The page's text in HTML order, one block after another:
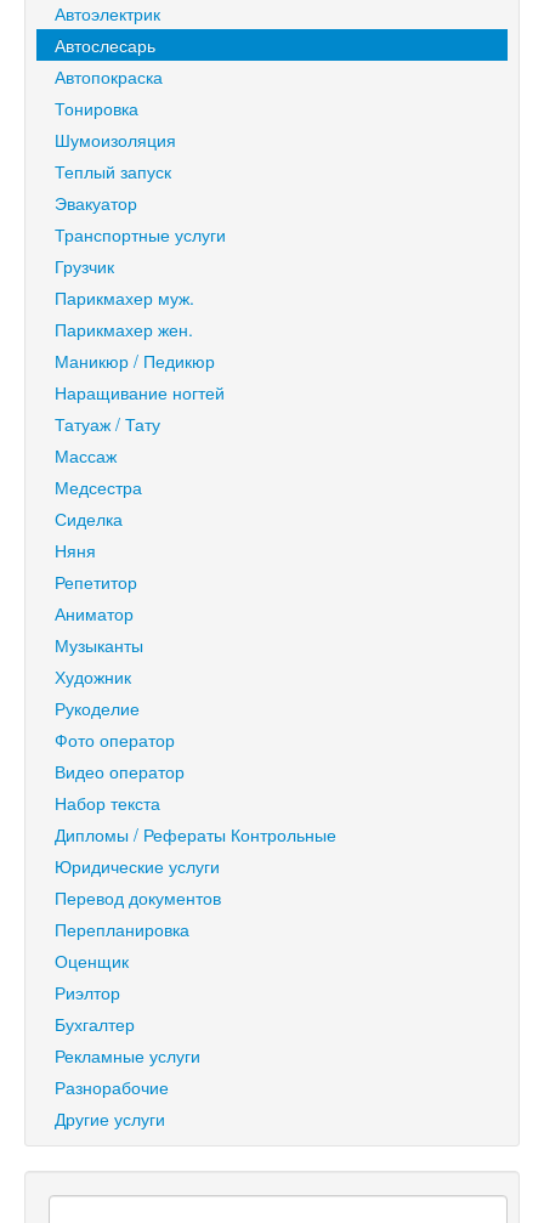
Автоэлектрик
Автослесарь
Автопокраска
Тонировка
Шумоизоляция
Теплый запуск
Эвакуатор
Транспортные услуги
Грузчик
Парикмахер муж.
Парикмахер жен.
Маникюр / Педикюр
Наращивание ногтей
Татуаж / Тату
Массаж
Медсестра
Сиделка
Няня
Репетитор
Аниматор
Музыканты
Художник
Рукоделие
Фото оператор
Видео оператор
Набор текста
Дипломы / Рефераты Контрольные
Юридические услуги
Перевод документов
Перепланировка
Оценщик
Риэлтор
Бухгалтер
Рекламные услуги
Разнорабочие
Другие услуги